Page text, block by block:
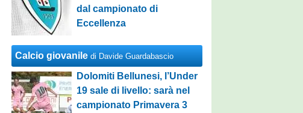
dal campionato di
Eccellenza
Calcio giovanile di Davide Guardabascio
Dolomiti Bellunesi, l’Under
19 sale di livello: sarà nel
campionato Primavera 3